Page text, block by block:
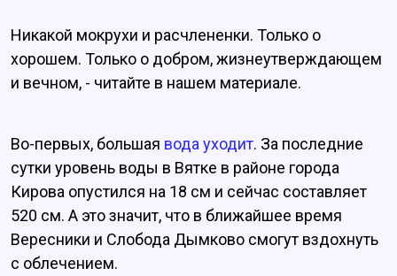
Никакой мокрухи и расчлененки. Только о
хорошем. Только о добром, жизнеутверждающем
и вечном, - читайте в нашем материале.
Во-первых, большая вода уходит. За последние
сутки уровень воды в Вятке в районе города
Кирова опустился на 18 см и сейчас составляет
520 см. А это значит, что в ближайшее время
Вересники и Слобода Дымково смогут вздохнуть
с облечением.